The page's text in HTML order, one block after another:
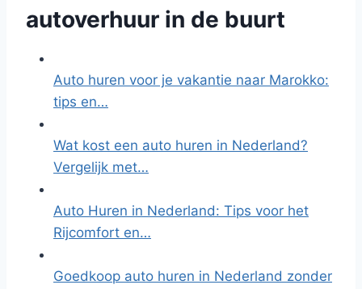
autoverhuur in de buurt
Auto huren voor je vakantie naar Marokko:
tips en…
Wat kost een auto huren in Nederland?
Vergelijk met…
Auto Huren in Nederland: Tips voor het
Rijcomfort en…
Goedkoop auto huren in Nederland zonder